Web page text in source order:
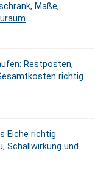
Maße,
Restposten,
richtig
Eiche richtig
Schallwirkung und